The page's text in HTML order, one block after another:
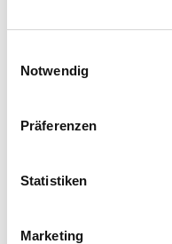
Notwendig
Präferenzen
Statistiken
Marketing
Bitte Suchbegriff
können durch die